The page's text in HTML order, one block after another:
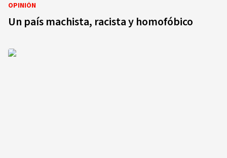
OPINIÓN
Un país machista, racista y homofóbico